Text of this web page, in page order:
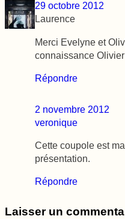
29 octobre 2012
Laurence
Merci Evelyne et
connaissance Olivier
Répondre
2 novembre 2012
veronique
Cette coupole est
présentation.
Répondre
Laisser un